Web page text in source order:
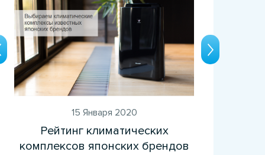
15 Января 2020
Рейтинг климатических
комплексов японских брендов